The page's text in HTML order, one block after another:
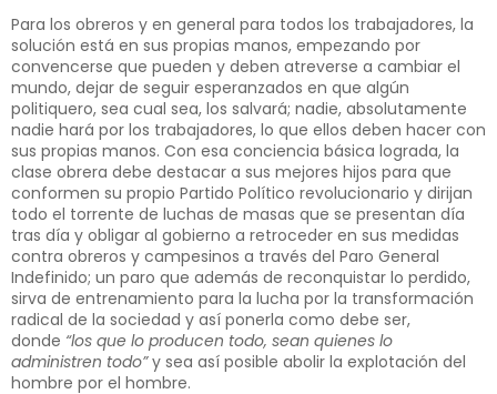
Para los obreros y en general para todos los trabajadores, la
solución está en sus propias manos, empezando por
convencerse que pueden y deben atreverse a cambiar el
mundo, dejar de seguir esperanzados en que algún
politiquero, sea cual sea, los salvará; nadie, absolutamente
nadie hará por los trabajadores, lo que ellos deben hacer con
sus propias manos. Con esa conciencia básica lograda, la
clase obrera debe destacar a sus mejores hijos para que
conformen su propio Partido Político revolucionario y dirijan
todo el torrente de luchas de masas que se presentan día
tras día y obligar al gobierno a retroceder en sus medidas
contra obreros y campesinos a través del Paro General
Indefinido; un paro que además de reconquistar lo perdido,
sirva de entrenamiento para la lucha por la transformación
radical de la sociedad y así ponerla como debe ser,
donde “los que lo producen todo, sean quienes lo
administren todo”y sea así posible abolir la explotación del
hombre por el hombre.